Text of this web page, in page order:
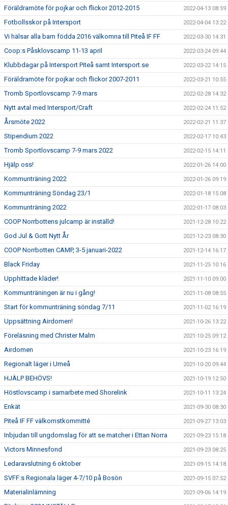
Föräldramöte för pojkar och flickor 2012-2015 2022-04-13 08:59
Fotbollsskor på Intersport 2022-04-04 13:22
Vi hälsar alla barn födda 2016 välkomna till Piteå IF FF 2022-03-30 14:31
Coop:s Påsklovscamp 11-13 april 2022-03-24 09:44
Klubbdagar på Intersport Piteå samt Intersport.se 2022-03-22 14:15
Föräldramöte för pojkar och flickor 2007-2011 2022-03-21 10:55
Tromb Sportlovscamp 7-9 mars 2022-02-28 14:32
Nytt avtal med Intersport/Craft 2022-02-24 11:52
Årsmöte 2022 2022-02-21 11:37
Stipendium 2022 2022-02-17 10:43
Tromb Sportlovscamp 7-9 mars 2022 2022-02-15 14:11
Hjälp oss! 2022-01-26 14:00
Kommunträning 2022 2022-01-26 09:19
Kommunträning Söndag 23/1 2022-01-18 15:08
Kommunträning 2022 2022-01-17 08:03
COOP Norrbottens julcamp är inställd! 2021-12-28 10:22
God Jul & Gott Nytt År 2021-12-23 08:30
COOP Norrbotten CAMP, 3-5 januari-2022 2021-12-14 16:17
Black Friday 2021-11-25 10:16
Upphittade kläder! 2021-11-10 09:00
Kommunträningen är nu i gång! 2021-11-08 08:55
Start för kommunträning söndag 7/11 2021-11-02 16:19
Uppsättning Airdomen! 2021-10-26 13:22
Föreläsning med Christer Malm 2021-10-25 09:12
Airdomen 2021-10-23 16:19
Regionalt läger i Umeå 2021-10-20 09:44
HJÄLP BEHÖVS! 2021-10-19 12:50
Höstlovscamp i samarbete med Shorelink 2021-10-11 13:24
Enkät 2021-09-30 08:30
Piteå IF FF välkomstkommitté 2021-09-27 13:03
Inbjudan till ungdomslag för att se matcher i Ettan Norra 2021-09-23 15:18
Victors Minnesfond 2021-09-23 08:25
Ledaravslutning 6 oktober 2021-09-15 14:18
SVFF:s Regionala läger 4-7/10 på Bosön 2021-09-15 07:52
Materialinlämning 2021-09-06 14:19